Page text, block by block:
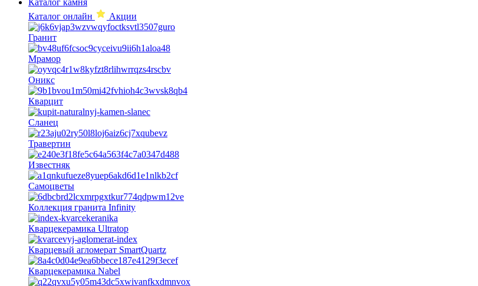
Каталог камня
Каталог онлайн
Акции
Гранит
Мрамор
Оникс
Кварцит
Сланец
Травертин
Известняк
Самоцветы
Коллекция гранита Infinity
Кварцекерамика Ultratop
Кварцевый агломерат SmartQuartz
Кварцекерамика Nabel